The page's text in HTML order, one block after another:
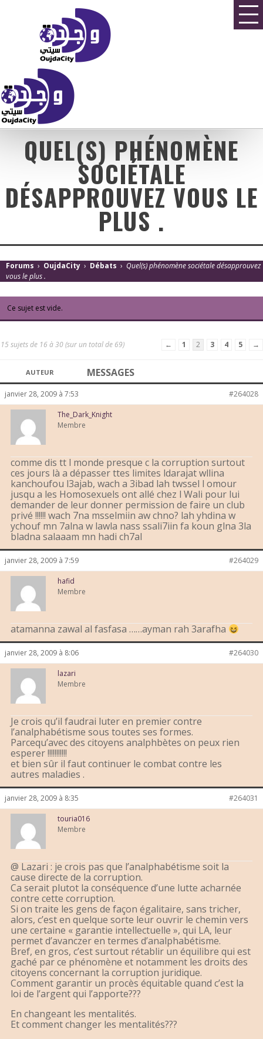
QUEL(S) PHÉNOMÈNE
SOCIÉTALE
DÉSAPPROUVEZ VOUS LE
PLUS .
Forums › OujdaCity › Débats › Quel(s) phénomène sociétale désapprouvez
vous le plus .
Ce sujet est vide.
15 sujets de 16 à 30 (sur un total de 69) ← 1 2 3 4 5 →
AUTEUR MESSAGES
janvier 28, 2009 à 7:53 #264028
The_Dark_Knight
Membre
comme dis tt l monde presque c la corruption surtout
ces jours là a dépasser ttes limites ldarajat wllina
kanchoufou l3ajab, wach a 3ibad lah twssel l omour
jusqu a les Homosexuels ont allé chez l Wali pour lui
demander de leur donner permission de faire un club
privé !!!!!! wach 7na msselmiin aw chno? lah yhdina w
ychouf mn 7alna w lawla nass ssali7iin fa koun glna 3la
bladna salaaam mn hadi ch7al
janvier 28, 2009 à 7:59 #264029
hafid
Membre
atamanna zawal al fasfasa ……ayman rah 3arafha
janvier 28, 2009 à 8:06 #264030
lazari
Membre
Je crois qu’il faudrai luter en premier contre
l’analphabétisme sous toutes ses formes.
Parcequ’avec des citoyens analphbètes on peux rien
esperer !!!!!!!!!!!
et bien sûr il faut continuer le combat contre les
autres maladies .
janvier 28, 2009 à 8:35 #264031
touria016
Membre
@ Lazari : je crois pas que l’analphabétisme soit la
cause directe de la corruption.
Ca serait plutot la conséquence d’une lutte acharnée
contre cette corruption.
Si on traite les gens de façon égalitaire, sans tricher,
alors, c’est en quelque sorte leur ouvrir le chemin vers
une certaine « garantie intellectuelle », qui LA, leur
permet d’avanczer en termes d’analphabétisme.
Bref, en gros, c’est surtout rétablir un équilibre qui est
gaché par ce phénomène et notamment les droits des
citoyens concernant la corruption juridique.
Comment garantir un procès équitable quand c’est la
loi de l’argent qui l’apporte???
En changeant les mentalités.
Et comment changer les mentalités???